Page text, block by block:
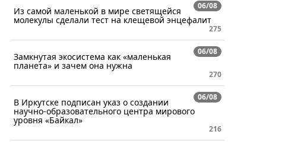
06/08
Из самой маленькой в мире светящейся
молекулы сделали тест на клещевой энцефалит
275
06/08
Замкнутая экосистема как «маленькая
планета» и зачем она нужна
270
06/08
В Иркутске подписан указ о создании
научно-образовательного центра мирового
уровня «Байкал»
216